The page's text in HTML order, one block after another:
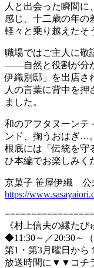
人と出会った瞬間に
感じ、十二歳の年の
軽々と乗り越えたそ
職場ではご主人に敬
――自然と役割が分
伊織別邸」を出店さ
人の言葉に背中を押
ました。
和のアフタヌーンテ
ンド、掬うおはぎ…
根底には「伝統を守
ひ本編でお楽しみく
京菓子 笹屋伊織 公
https://
《村上信夫の縁たび
◆11:30～／20:30～
第1・第3月曜日から
放送時間に▼▼コチ